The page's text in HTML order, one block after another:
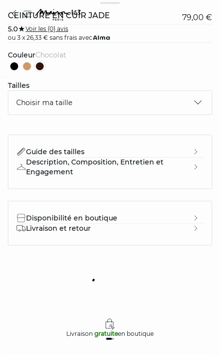
CEINTURE EN CUIR JADE 79,00 €
5.0
Voir les {0} avis
ou 3 x 26,33 € sans frais avec
Couleur chocolat
Tailles
Choisir ma taille
Guide des tailles
Description, Composition, Entretien et
Engagement
Disponibilité en boutique
Livraison et retour
Livraison gratuiteen boutique